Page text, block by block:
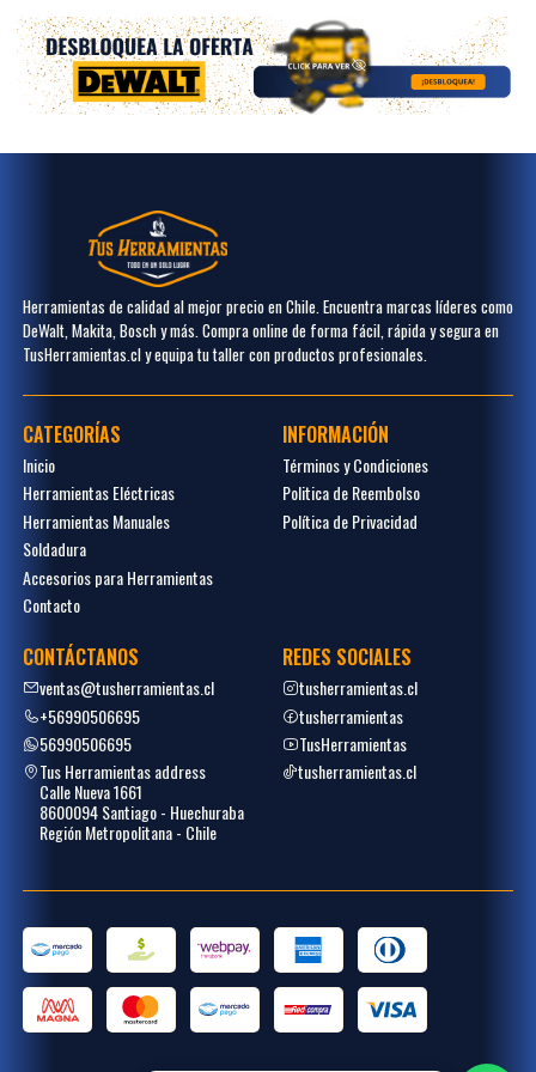
Herramientas de calidad al mejor precio en Chile. Encuentra marcas líderes como
DeWalt, Makita, Bosch y más. Compra online de forma fácil, rápida y segura en
TusHerramientas.cl y equipa tu taller con productos profesionales.
CATEGORÍAS
Inicio
Herramientas Eléctricas
Herramientas Manuales
Soldadura
Accesorios para Herramientas
Contacto
INFORMACIÓN
Términos y Condiciones
Politica de Reembolso
Política de Privacidad
CONTÁCTANOS
ventas@tusherramientas.cl
+56990506695
56990506695
Tus Herramientas address
Calle Nueva 1661
8600094 Santiago - Huechuraba
Región Metropolitana - Chile
REDES SOCIALES
tusherramientas.cl
tusherramientas
TusHerramientas
tusherramientas.cl